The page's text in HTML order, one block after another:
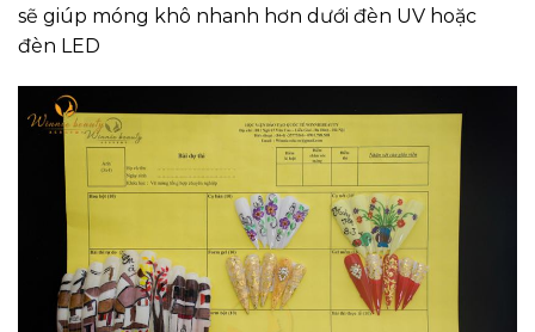
sẽ giúp móng khô nhanh hơn dưới đèn UV hoặc
đèn LED